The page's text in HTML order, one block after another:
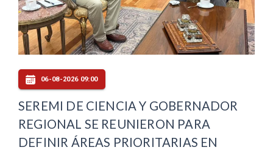
06-08-2026 09:00
SEREMI DE CIENCIA Y GOBERNADOR
REGIONAL SE REUNIERON PARA
DEFINIR ÁREAS PRIORITARIAS EN